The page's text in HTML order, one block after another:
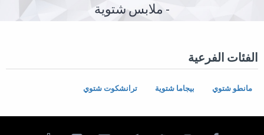
- ملابس شتوية
الفئات الفرعية
مانطو شتوي بيجاما شتوية ترانشكوت شتوي